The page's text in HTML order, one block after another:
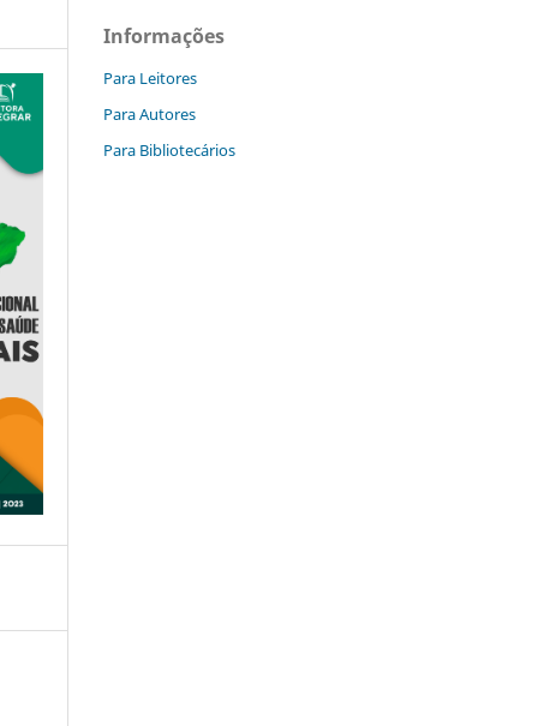
Informações
Para Leitores
Para Autores
Para Bibliotecários